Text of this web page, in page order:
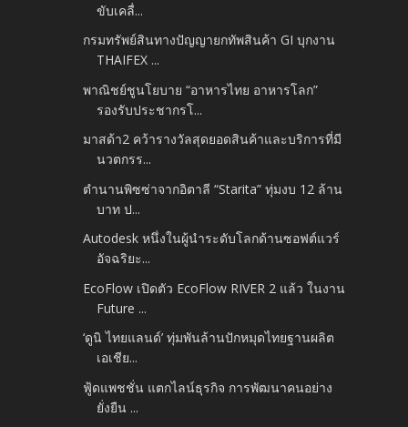
ขับเคลื่...
กรมทรัพย์สินทางปัญญายกทัพสินค้า GI บุกงาน
THAIFEX ...
พาณิชย์ชูนโยบาย “อาหารไทย อาหารโลก”
รองรับประชากรโ...
มาสด้า2 คว้ารางวัลสุดยอดสินค้าและบริการที่มี
นวตกรร...
ตำนานพิซซ่าจากอิตาลี “Starita” ทุ่มงบ 12 ล้าน
บาท ป...
Autodesk หนึ่งในผู้นำระดับโลกด้านซอฟต์แวร์
อัจฉริยะ...
EcoFlow เปิดตัว EcoFlow RIVER 2 แล้ว ในงาน
Future ...
‘ดูนิ ไทยแลนด์’ ทุ่มพันล้านปักหมุดไทยฐานผลิต
เอเชีย...
ฟู้ดแพชชั่น แตกไลน์ธุรกิจ การพัฒนาคนอย่าง
ยั่งยืน ...